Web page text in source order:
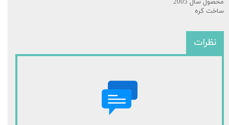
محصول سال 2005
ساخت کره
نظرات